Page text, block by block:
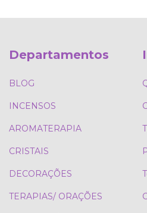
Departamentos
BLOG
INCENSOS
AROMATERAPIA
CRISTAIS
DECORAÇÕES
TERAPIAS/ ORAÇÕES